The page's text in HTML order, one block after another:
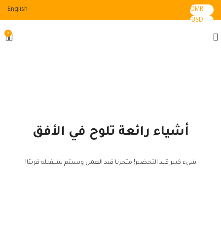
OMR
USD
English
0
أشياء رائعة تلوح في الأفق
شيء كبير قيد التحضير! متجرنا قيد العمل وسيتم تشغيله قريبًا!